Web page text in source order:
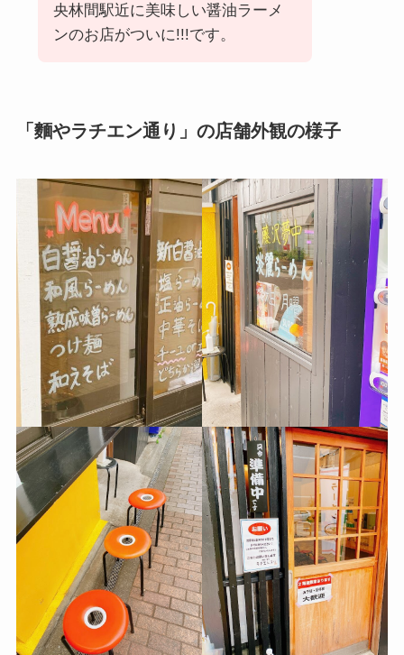
央林間駅近に美味しい醤油ラーメ
ンのお店がついに!!!です。
「麵やラチエン通り」の店舗外観の様子